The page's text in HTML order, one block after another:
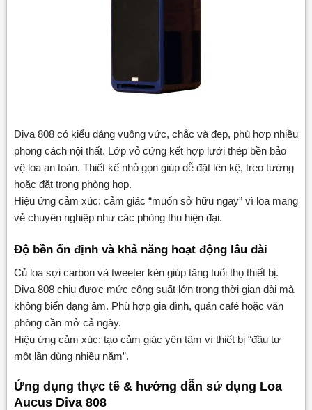
Diva 808 có kiểu dáng vuông vức, chắc và đẹp, phù hợp nhiều
phong cách nội thất. Lớp vỏ cứng kết hợp lưới thép bền bảo
vệ loa an toàn. Thiết kế nhỏ gọn giúp dễ đặt lên kệ, treo tường
hoặc đặt trong phòng họp.
Hiệu ứng cảm xúc: cảm giác “muốn sở hữu ngay” vì loa mang
vẻ chuyên nghiệp như các phòng thu hiện đại.
Độ bền ổn định và khả năng hoạt động lâu dài
Củ loa sợi carbon và tweeter kèn giúp tăng tuổi thọ thiết bị.
Diva 808 chịu được mức công suất lớn trong thời gian dài mà
không biến dạng âm. Phù hợp gia đình, quán café hoặc văn
phòng cần mở cả ngày.
Hiệu ứng cảm xúc: tạo cảm giác yên tâm vì thiết bị “đầu tư
một lần dùng nhiều năm”.
Ứng dụng thực tế & hướng dẫn sử dụng Loa
Aucus Diva 808